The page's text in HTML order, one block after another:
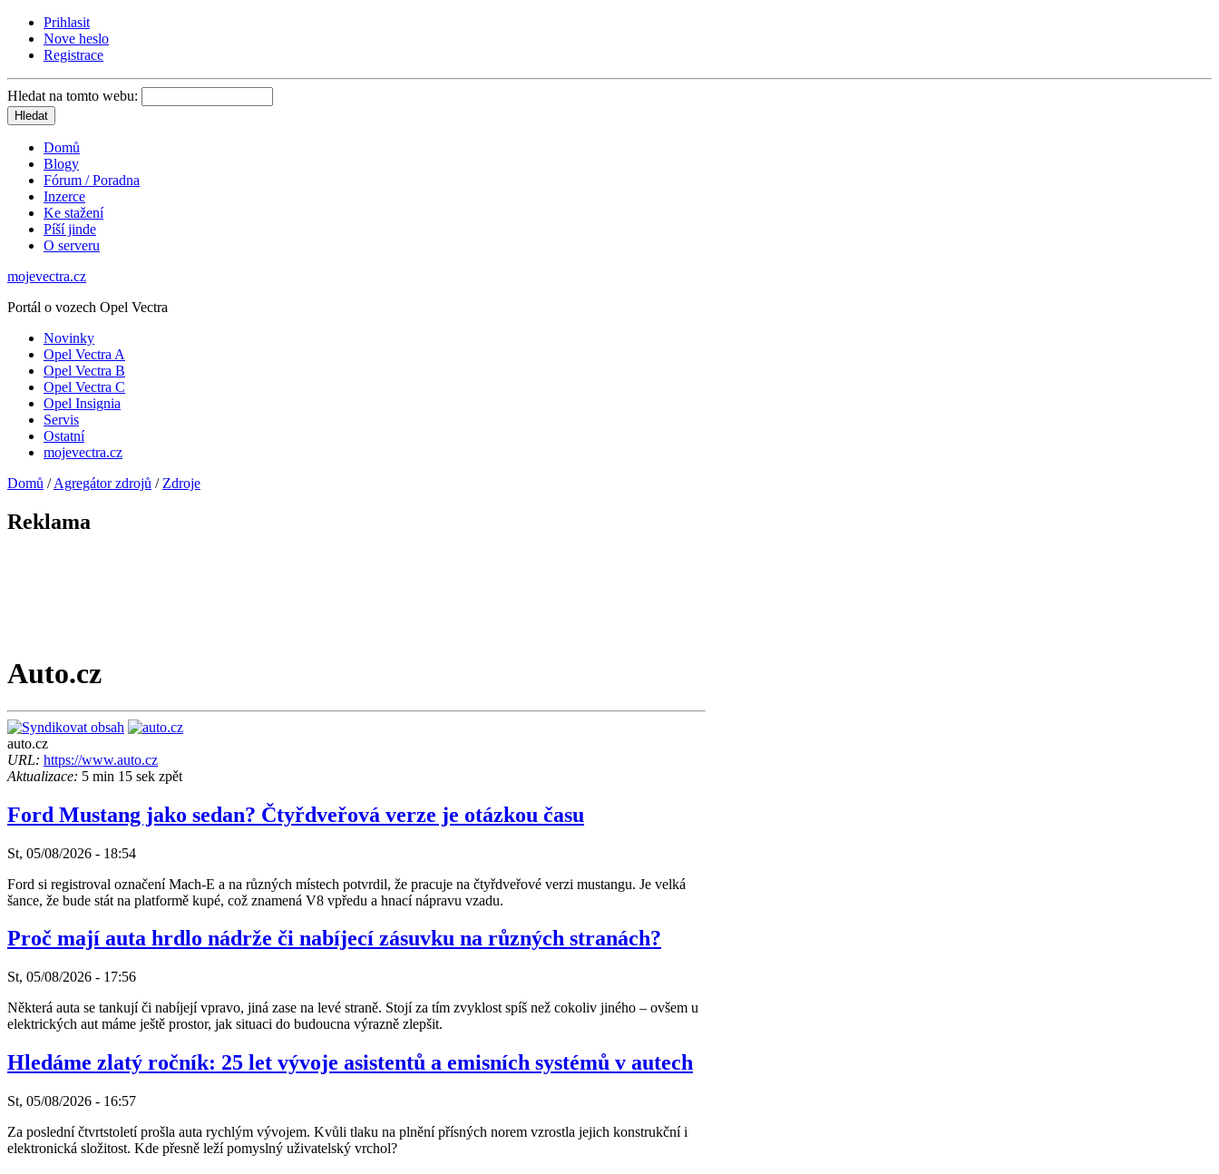
Prihlasit
Nove heslo
Registrace
Hledat na tomto webu:
Domů
Blogy
Fórum / Poradna
Inzerce
Ke stažení
Píší jinde
O serveru
mojevectra.cz
Portál o vozech Opel Vectra
Novinky
Opel Vectra A
Opel Vectra B
Opel Vectra C
Opel Insignia
Servis
Ostatní
mojevectra.cz
Domů /Agregátor zdrojů / Zdroje
Reklama
Auto.cz
auto.cz
URL: https://www.auto.cz
Aktualizace: 5 min 15 sek zpět
Ford Mustang jako sedan? Čtyřdveřová verze je otázkou času
St, 05/08/2026 - 18:54
Ford si registroval označení Mach-E a na různých místech potvrdil, že pracuje na čtyřdveřové verzi mustangu. Je velká
šance, že bude stát na platformě kupé, což znamená V8 vpředu a hnací nápravu vzadu.
Proč mají auta hrdlo nádrže či nabíjecí zásuvku na různých stranách?
St, 05/08/2026 - 17:56
Některá auta se tankují či nabíjejí vpravo, jiná zase na levé straně. Stojí za tím zvyklost spíš než cokoliv jiného – ovšem u
elektrických aut máme ještě prostor, jak situaci do budoucna výrazně zlepšit.
Hledáme zlatý ročník: 25 let vývoje asistentů a emisních systémů v autech
St, 05/08/2026 - 16:57
Za poslední čtvrtstoletí prošla auta rychlým vývojem. Kvůli tlaku na plnění přísných norem vzrostla jejich konstrukční i
elektronická složitost. Kde přesně leží pomyslný uživatelský vrchol?